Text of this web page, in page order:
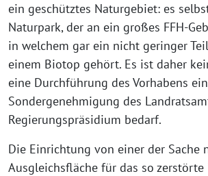
ein geschütztes Naturgebiet: es
Naturpark, der an ein großes FFH-
in welchem gar ein nicht geringer
einem Biotop gehört. Es ist daher
eine Durchführung des Vorhabens
Sondergenehmigung des
Regierungspräsidium bedarf.
Die Einrichtung von einer der Sache
Ausgleichsfläche für das so